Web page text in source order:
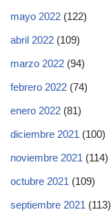
mayo 2022 (122)
abril 2022 (109)
marzo 2022 (94)
febrero 2022 (74)
enero 2022 (81)
diciembre 2021 (100)
noviembre 2021 (114)
octubre 2021 (109)
septiembre 2021 (113)